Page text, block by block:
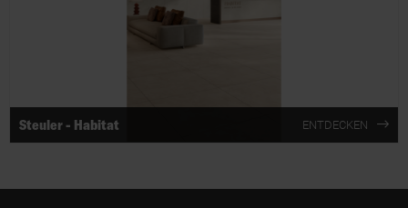
Steuler - Habitat ENTDECKEN